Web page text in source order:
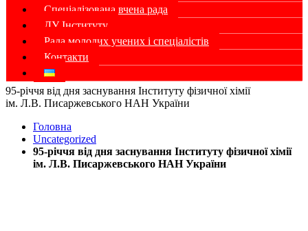
Спеціалізована вчена рада
ДУ Інституту
Рада молодих учених і спеціалістів
Контакти
95-річчя від дня заснування Інституту фізичної хімії
ім. Л.В. Писаржевського НАН України
Головна
Uncategorized
95-річчя від дня заснування Інституту фізичної хімії
ім. Л.В. Писаржевського НАН України